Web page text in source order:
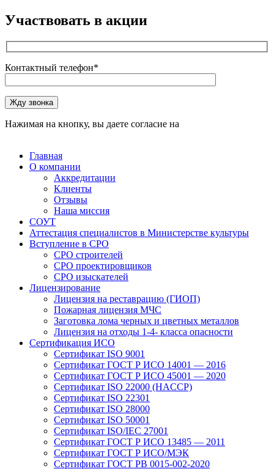
Участвовать в акции
Контактный телефон*
Оставьте это поле пустым.
Жду звонка
Нажимая на кнопку, вы даете согласие на
Главная
О компании
Аккредитации
Клиенты
Отзывы
Наша миссия
СОУТ
Аттестация специалистов в Министерстве культуры
Вступление в СРО
СРО строителей
СРО проектировщиков
СРО изыскателей
Лицензирование
Лицензия на реставрацию (ГИОП)
Пожарная лицензия МЧС
Заготовка лома черных и цветных металлов
Лицензия на отходы 1-4- класса опасности
Сертификация ИСО
Сертификат ISO 9001
Сертификат ГОСТ Р ИСО 14001 — 2016
Сертификат ГОСТ Р ИСО 45001 — 2020
Сертификат ISO 22000 (HACCP)
Сертификат ISO 22301
Сертификат ISO 28000
Сертификат ISO 50001
Сертификат ISO/IEC 27001
Сертификат ГОСТ Р ИСО 13485 — 2011
Сертификат ГОСТ Р ИСО/МЭК
Сертификат ГОСТ РВ 0015-002-2020